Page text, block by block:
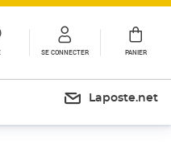
SE CONNECTER PANIER
Laposte.net